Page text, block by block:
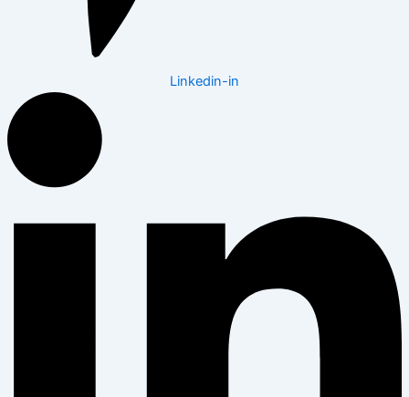
Linkedin-in